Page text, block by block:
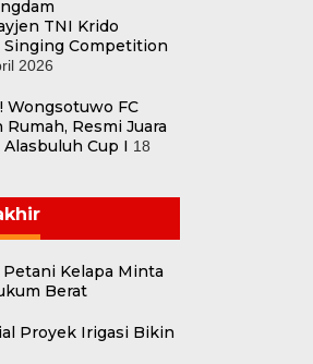
TNI Krido
Singing Competition
2026
Wongsotuwo FC
Resmi Juara
Cup I 18
Petani Kelapa Minta
Berat
Proyek Irigasi Bikin